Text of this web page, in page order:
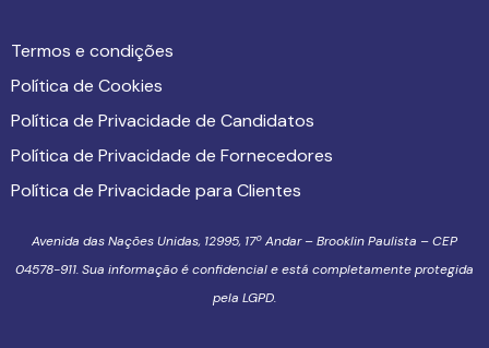
Termos e condições
Política de Cookies
Política de Privacidade de Candidatos
Política de Privacidade de Fornecedores
Política de Privacidade para Clientes
Avenida das Nações Unidas, 12995, 17º Andar – Brooklin Paulista – CEP
04578-911. Sua informação é confidencial e está completamente protegida
pela LGPD.